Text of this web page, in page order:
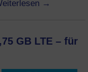
→
GB LTE – für